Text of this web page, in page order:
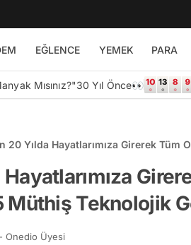
EĞLENCE YEMEK PARA
Mısınız?"30 Yıl Önce👀
20 Yılda Hayatlarımıza Girerek
Hayatlarımıza
Müthiş Teknolojik
- Onedio Üyesi